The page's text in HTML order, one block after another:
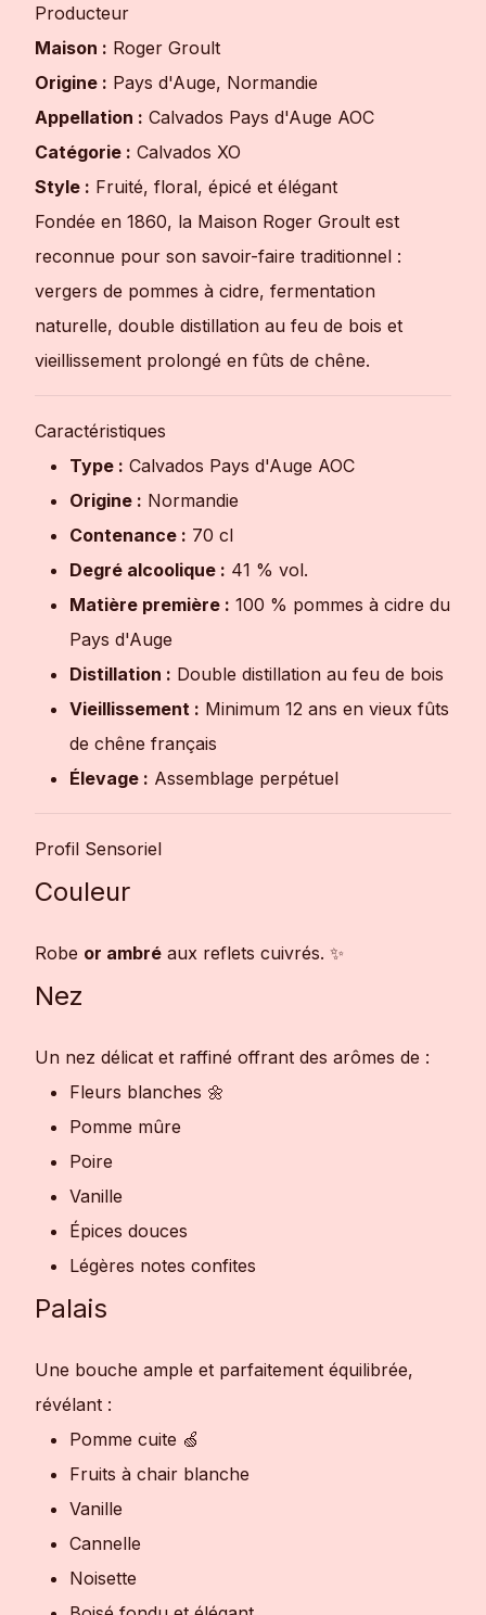
Producteur
Maison : Roger Groult
Origine : Pays d'Auge, Normandie
Appellation : Calvados Pays d'Auge AOC
Catégorie : Calvados XO
Style : Fruité, floral, épicé et élégant
Fondée en 1860, la Maison Roger Groult est
reconnue pour son savoir-faire traditionnel :
vergers de pommes à cidre, fermentation
naturelle, double distillation au feu de bois et
vieillissement prolongé en fûts de chêne.
Caractéristiques
Type : Calvados Pays d'Auge AOC
Origine : Normandie
Contenance : 70 cl
Degré alcoolique : 41 % vol.
Matière première : 100 % pommes à cidre du
Pays d'Auge
Distillation : Double distillation au feu de bois
Vieillissement : Minimum 12 ans en vieux fûts
de chêne français
Élevage : Assemblage perpétuel
Profil Sensoriel
Couleur
Robe or ambré aux reflets cuivrés. ✨
Nez
Un nez délicat et raffiné offrant des arômes de :
Fleurs blanches 🌼
Pomme mûre
Poire
Vanille
Épices douces
Légères notes confites
Palais
Une bouche ample et parfaitement équilibrée,
révélant :
Pomme cuite 🍏
Fruits à chair blanche
Vanille
Cannelle
Noisette